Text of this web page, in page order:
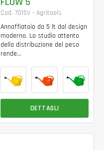
Cod. 7015V - Agritools
Annaffiatoio da 5 lt dal design
moderno. Lo studio attento
della distribuzione del peso
rende...
DETTAGLI